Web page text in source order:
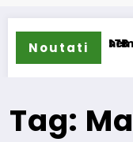
Noutati
schemei de
STB a
Tag: